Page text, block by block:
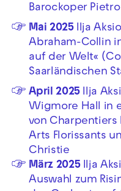
Barockoper
Mai 2025Ilja
Abraham-Collin
auf der Welt«
Saarländischen
April 2025Ilja
Wigmore Hall in
von Charpentiers
Arts Florissants
Christie
März 2025Ilja
Auswahl zum